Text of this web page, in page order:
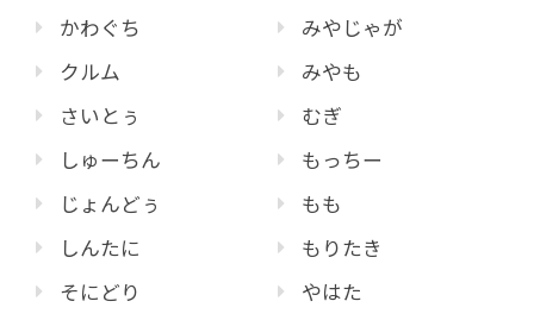
かわぐち
クルム
さいとぅ
しゅーちん
じょんどぅ
しんたに
そにどり
みやじゃが
みやも
むぎ
もっちー
もも
もりたき
やはた